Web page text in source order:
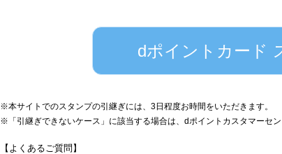
dポイントカード
※本サイトでのスタンプの引継ぎには、3日程度お時間をいただきます。
※「引継ぎできないケース」に該当する場合は、dポイントカスタマーセ
【よくあるご質問】